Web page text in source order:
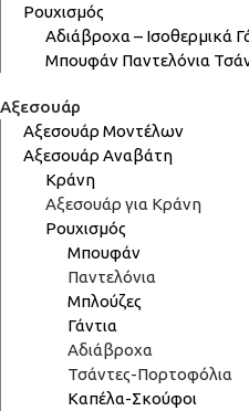
Ρουχισμός
Αδιάβροχα – Ισοθερμικά
Μπουφάν Παντελόνια
Αξεσουάρ
Αξεσουάρ Μοντέλων
Αξεσουάρ Αναβάτη
Κράνη
Αξεσουάρ για Κράνη
Ρουχισμός
Μπουφάν
Παντελόνια
Μπλούζες
Γάντια
Αδιάβροχα
Τσάντες-Πορτοφόλια
Καπέλα-Σκούφοι